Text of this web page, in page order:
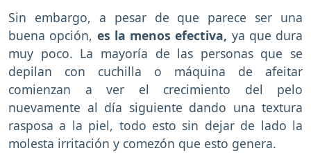
Sin embargo, a pesar de que parece ser una
buena opción, es la menos efectiva, ya que dura
muy poco. La mayoría de las personas que se
depilan con cuchilla o máquina de afeitar
comienzan a ver el crecimiento del pelo
nuevamente al día siguiente dando una textura
rasposa a la piel, todo esto sin dejar de lado la
molesta irritación y comezón que esto genera.